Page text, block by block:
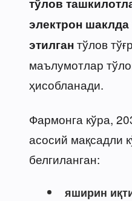
электрон шаклда
этилгантўлов
маълумотлар
ҳисобланади.
Фармонга кўра,
асосий мақсадли
белгиланган:
яширин